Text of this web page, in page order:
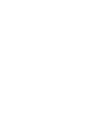
сертификации продукции ,
письма)